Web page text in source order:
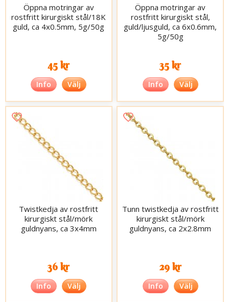
Öppna motringar av
rostfritt kirurgiskt stål/18K
guld, ca 4x0.5mm, 5g/50g
45 kr
Info Välj
Öppna motringar av
rostfritt kirurgiskt stål,
guld/ljusguld, ca 6x0.6mm,
5g/50g
35 kr
Info Välj
Twistkedja av rostfritt
kirurgiskt stål/mörk
guldnyans, ca 3x4mm
36 kr
Info Välj
Tunn twistkedja av rostfritt
kirurgiskt stål/mörk
guldnyans, ca 2x2.8mm
29 kr
Info Välj